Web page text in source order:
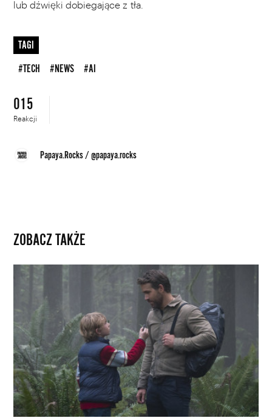
lub dźwięki dobiegające z tła.
TAGI
#TECH #NEWS #AI
015
Reakcji
Papaya.Rocks /@papaya.rocks
ZOBACZ TAKŻE
Widzieliście
Oto
10
alternatyw
w
podobnym
stylu